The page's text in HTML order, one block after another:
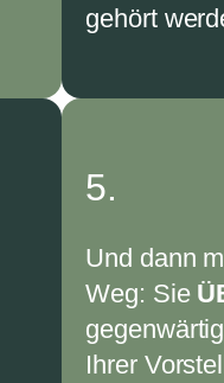
gehört
5.
Und dann
Weg: Sie
Ihrer